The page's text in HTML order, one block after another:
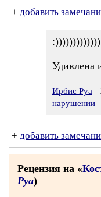
+ добавить
Удивлена
Ирбис Руа
нарушении
+ добавить
Рецензия на «
Руа)